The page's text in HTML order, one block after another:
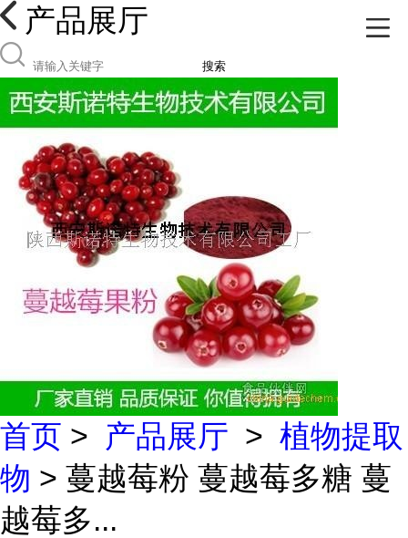
产品展厅
搜索
首页 > 产品展厅 > 植物提取
物 > 蔓越莓粉 蔓越莓多糖 蔓
越莓多...